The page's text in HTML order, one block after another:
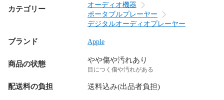
カテゴリー
オーディオ機器
ポータブルプレーヤー
デジタルオーディオプレーヤー
ブランド Apple
商品の状態 やや傷や汚れあり
目につく傷や汚れがある
配送料の負担 送料込み(出品者負担)